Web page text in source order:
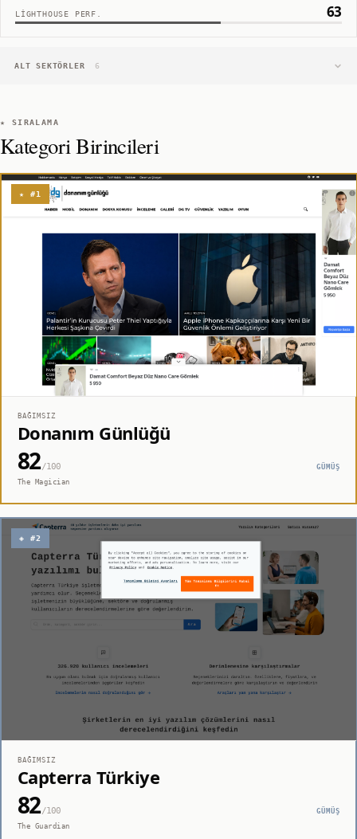
LIGHTHOUSE PERF. 63
ALT SEKTÖRLER 6
★ SIRALAMA
Kategori Birincileri
★ #1
BAĞIMSIZ
Donanım Günlüğü
82/100
GÜMÜŞ
The Magician
◈ #2
BAĞIMSIZ
Capterra Türkiye
82/100
GÜMÜŞ
The Guardian